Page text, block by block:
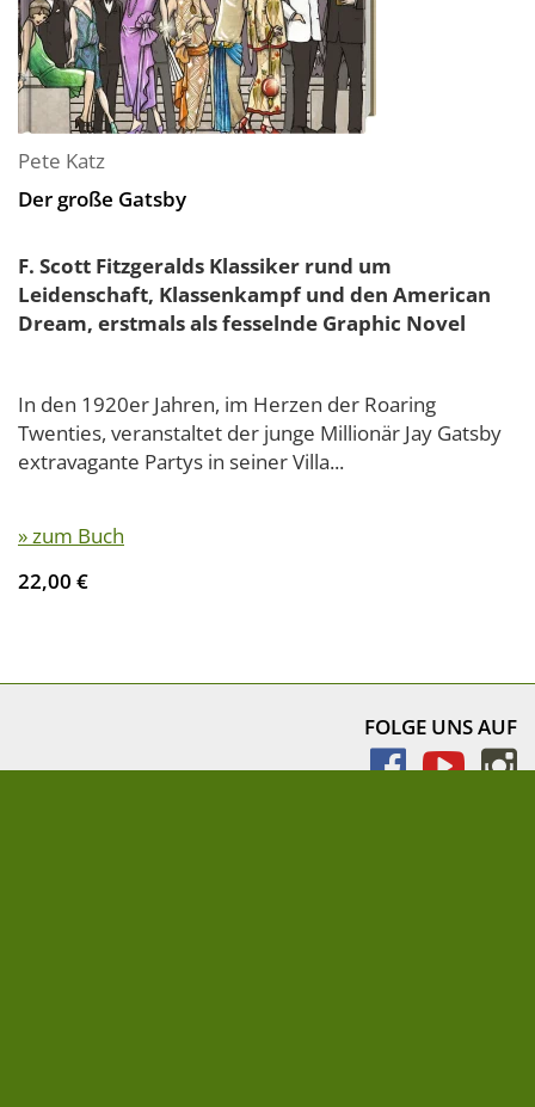
Pete Katz
Der große Gatsby
F. Scott Fitzgeralds Klassiker rund um
Leidenschaft, Klassenkampf und den American
Dream, erstmals als fesselnde Graphic Novel
In den 1920er Jahren, im Herzen der Roaring
Twenties, veranstaltet der junge Millionär Jay Gatsby
extravagante Partys in seiner Villa...
» zum Buch
22,00 €
FOLGE UNS AUF